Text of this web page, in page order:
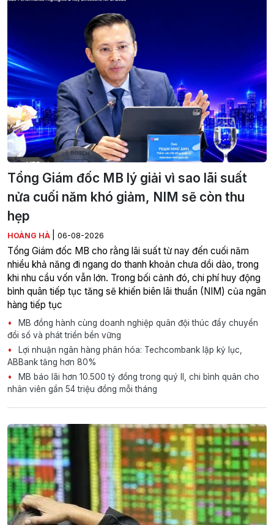
Tổng Giám đốc MB lý giải vì sao lãi suất
nửa cuối năm khó giảm, NIM sẽ còn thu
hẹp
HOÀNG HÀ 06-08-2026
Tổng Giám đốc MB cho rằng lãi suất từ nay đến cuối năm
nhiều khả năng đi ngang do thanh khoản chưa dồi dào, trong
khi nhu cầu vốn vẫn lớn. Trong bối cảnh đó, chi phí huy động
bình quân tiếp tục tăng sẽ khiến biên lãi thuần (NIM) của ngân
hàng tiếp tục
MB đồng hành cùng doanh nghiệp quân đội thúc đẩy chuyển
đổi số và phát triển bền vững
Lợi nhuận ngân hàng phân hóa: Techcombank lập kỷ lục,
ABBank tăng hơn 80%
MB báo lãi hơn 10.500 tỷ đồng trong quý II, chi bình quân cho
nhân viên gần 54 triệu đồng mỗi tháng